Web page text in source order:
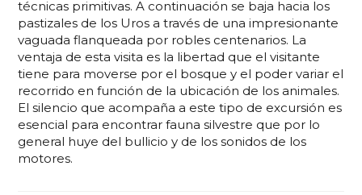
técnicas primitivas. A continuación se baja hacia los
pastizales de los Uros a través de una impresionante
vaguada flanqueada por robles centenarios. La
ventaja de esta visita es la libertad que el visitante
tiene para moverse por el bosque y el poder variar el
recorrido en función de la ubicación de los animales.
El silencio que acompaña a este tipo de excursión es
esencial para encontrar fauna silvestre que por lo
general huye del bullicio y de los sonidos de los
motores.